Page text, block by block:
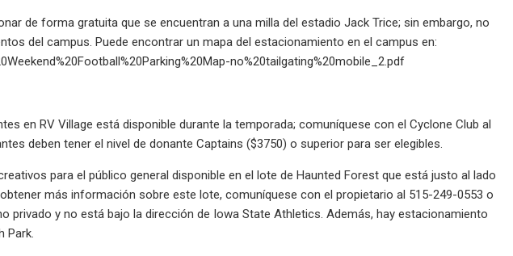
de forma gratuita que se encuentran a una milla del estadio Jack Trice; sin embargo, no
del campus. Puede encontrar un mapa del estacionamiento en el campus en:
no%20tailgating%20mobile_2.pdf
en RV Village está disponible durante la temporada; comuníquese con el Cyclone Club al
deben tener el nivel de donante Captains ($3750) o superior para ser elegibles.
para el público general disponible en el lote de Haunted Forest que está justo al lado
más información sobre este lote, comuníquese con el propietario al 515-249-0553 o
privado y no está bajo la dirección de Iowa State Athletics. Además, hay estacionamiento
Park.